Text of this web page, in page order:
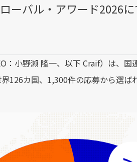
ーバル・アワード2026
：小野瀨 隆一、以下 Craif）は、国
126カ国、1,300件の応募から選ば